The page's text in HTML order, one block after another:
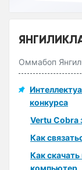
Оммабоп
конкурса
Vertu Cobra
Как
Как